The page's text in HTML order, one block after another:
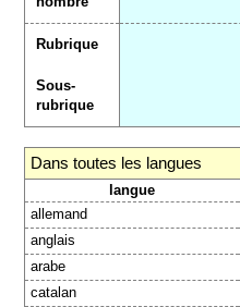
Rubrique
Sous-
rubrique
Dans toutes les langues
langue
allemand
anglais
arabe
catalan